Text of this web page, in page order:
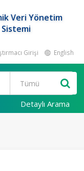
Veri Yönetim
Sistemi
Girişi English
Detaylı Arama